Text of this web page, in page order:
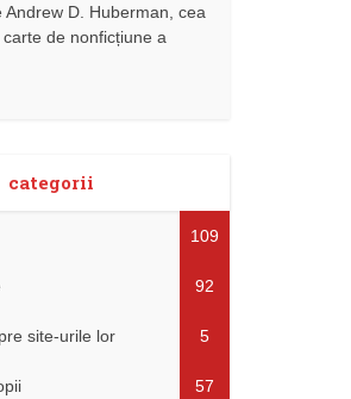
Andrew D. Huberman, cea
de nonficțiune a
categorii
109
92
site-urile lor 5
57